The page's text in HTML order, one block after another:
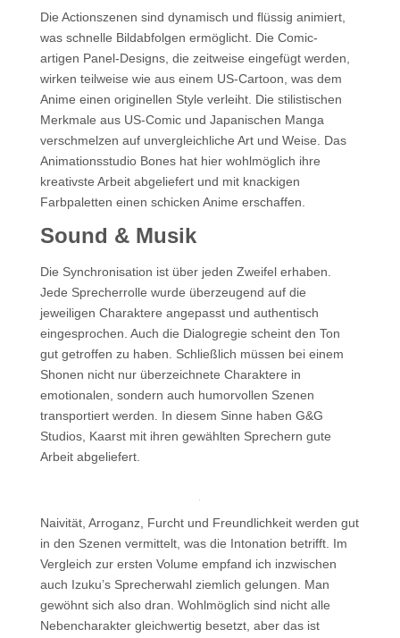
Die Actionszenen sind dynamisch und flüssig animiert,
was schnelle Bildabfolgen ermöglicht. Die Comic-
artigen Panel-Designs, die zeitweise eingefügt werden,
wirken teilweise wie aus einem US-Cartoon, was dem
Anime einen originellen Style verleiht. Die stilistischen
Merkmale aus US-Comic und Japanischen Manga
verschmelzen auf unvergleichliche Art und Weise. Das
Animationsstudio Bones hat hier wohlmöglich ihre
kreativste Arbeit abgeliefert und mit knackigen
Farbpaletten einen schicken Anime erschaffen.
Sound & Musik
Die Synchronisation ist über jeden Zweifel erhaben.
Jede Sprecherrolle wurde überzeugend auf die
jeweiligen Charaktere angepasst und authentisch
eingesprochen. Auch die Dialogregie scheint den Ton
gut getroffen zu haben. Schließlich müssen bei einem
Shonen nicht nur überzeichnete Charaktere in
emotionalen, sondern auch humorvollen Szenen
transportiert werden. In diesem Sinne haben G&G
Studios, Kaarst mit ihren gewählten Sprechern gute
Arbeit abgeliefert.
Naivität, Arroganz, Furcht und Freundlichkeit werden gut
in den Szenen vermittelt, was die Intonation betrifft. Im
Vergleich zur ersten Volume empfand ich inzwischen
auch Izuku’s Sprecherwahl ziemlich gelungen. Man
gewöhnt sich also dran. Wohlmöglich sind nicht alle
Nebencharakter gleichwertig besetzt, aber das ist